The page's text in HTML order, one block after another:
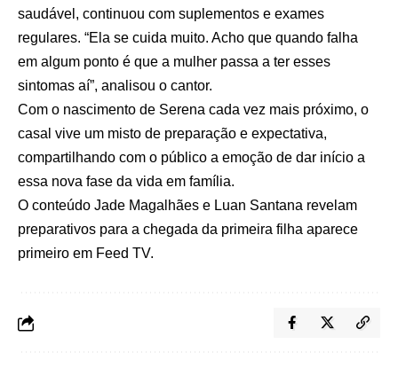
saudável, continuou com suplementos e exames
regulares. “Ela se cuida muito. Acho que quando falha
em algum ponto é que a mulher passa a ter esses
sintomas aí”, analisou o cantor.
Com o nascimento de Serena cada vez mais próximo, o
casal vive um misto de preparação e expectativa,
compartilhando com o público a emoção de dar início a
essa nova fase da vida em família.
O conteúdo Jade Magalhães e Luan Santana revelam
preparativos para a chegada da primeira filha aparece
primeiro em Feed TV.